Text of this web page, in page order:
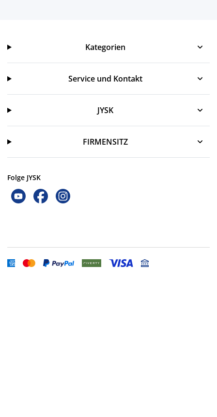
Kategorien
Service und Kontakt
Service und Kontakt
JYSK
JYSK
FIRMENSITZ
Folge JYSK